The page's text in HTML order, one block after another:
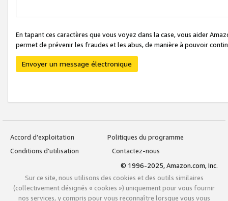
En tapant ces caractères que vous voyez dans la case, vous aider
permet de prévenir les fraudes et les abus, de manière à pouvoir
Envoyer un message électronique
Accord d’exploitation
Politiques du programme
Conditions d’utilisation
Contactez-nous
© 1996-2025, Amazon.com, Inc.
Sur ce site, nous utilisons des cookies et des outils similaires
(collectivement désignés « cookies ») uniquement pour vous fournir
nos services, y compris pour vous reconnaître lorsque vous vous